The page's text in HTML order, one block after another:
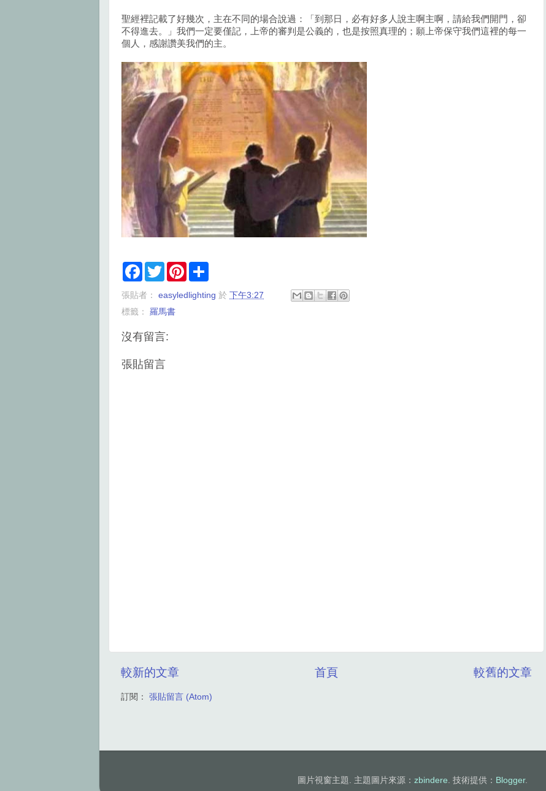
聖經裡記載了好幾次，主在不同的場合說過：「到那日，必有好多人說主啊主啊，請給我們開門，卻
不得進去。」我們一定要僅記，上帝的審判是公義的，也是按照真理的；願上帝保守我們這裡的每一
個人，感謝讚美我們的主。
F
e
o
k
T
w
t
e
P
t
r
張貼者： easyledlighting 於 下午3:27
標籤： 羅馬書
沒有留言:
張貼留言
較新的文章 較舊的文章
首頁
訂閱： 張貼留言 (Atom)
圖片視窗主題. 主題圖片來源： zbindere . 技術提供： Blogger.